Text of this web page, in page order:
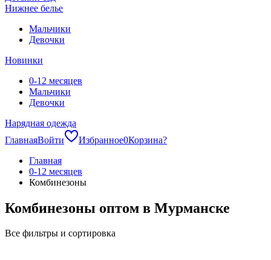
Нижнее белье
Мальчики
Девочки
Новинки
0-12 месяцев
Мальчики
Девочки
Нарядная одежда
ГлавнаяВойти Избранное0Корзина?
Главная
0-12 месяцев
Комбинезоны
Комбинезоны оптом в Мурманске
Все фильтры и сортировка